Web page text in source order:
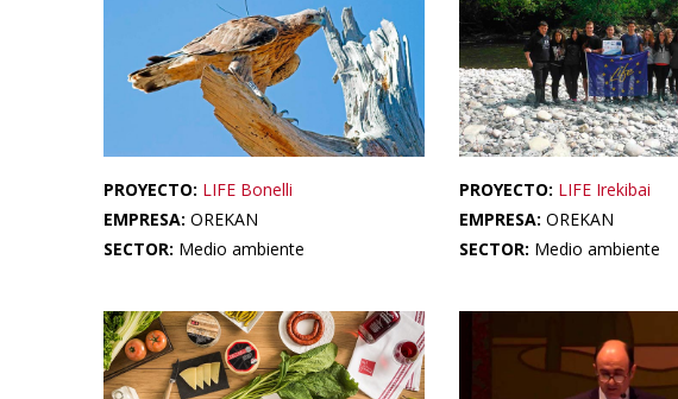
PROYECTO: LIFE Bonelli
EMPRESA: OREKAN
SECTOR: Medio ambiente
PROYECTO: LIFE Irekibai
EMPRESA: OREKAN
SECTOR: Medio ambiente